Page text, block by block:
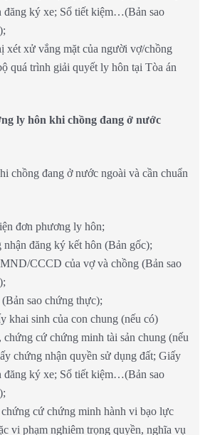
đăng ký xe; Sổ tiết kiệm…(Bản sao
xét xử vắng mặt của người vợ/chồng
quá trình giải quyết ly hôn tại Tòa án
ly hôn khi chồng đang ở nước
chồng đang ở nước ngoài và cần chuẩn
đơn phương ly hôn;
đăng ký kết hôn (Bản gốc);
CCCD của vợ và chồng (Bản sao
sao chứng thực);
khai sinh của con chung (nếu có)
chứng cứ chứng minh tài sản chung (nếu
chứng nhận quyền sử dụng đất; Giấy
đăng ký xe; Sổ tiết kiệm…(Bản sao
cứ chứng minh hành vi bạo lực
vi phạm nghiêm trọng quyền, nghĩa vụ